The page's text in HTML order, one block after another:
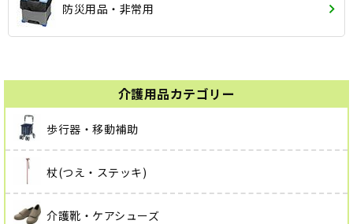
介護用品カテゴリー
歩行器・移動補助
杖(つえ・ステッキ)
介護靴・ケアシューズ
防災用品・非常用